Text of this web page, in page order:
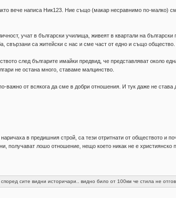
вече написа Ник123. Ние също (макар несравнимо по-малко)
учат в български училища, живеят в квартали на
свързани са житейски с нас и сме част от едно и също общество.
след българите имайки предвид, че представляват около
не остана много, ставаме малцинство.
важно от всякога да сме в добри отношения. И тук даже не
в предишния строй, са тези отритнати от обществото и
получават лошо отношение, нещо което никак не е християнско
сите видни историчари.. видно било от 100км че стила не